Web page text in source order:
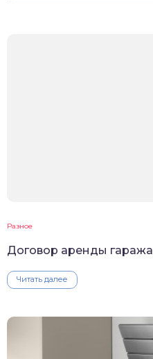
Разное
Договор аренды гаража
Читать далее